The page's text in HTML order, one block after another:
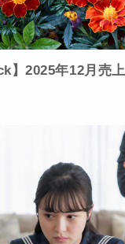
】2025年12月売上